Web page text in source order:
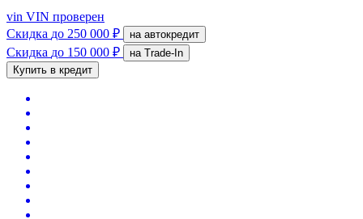
vin VIN проверен
Скидка до 250 000 ₽ на автокредит
Скидка до 150 000 ₽
на Trade-In
Купить в кредит